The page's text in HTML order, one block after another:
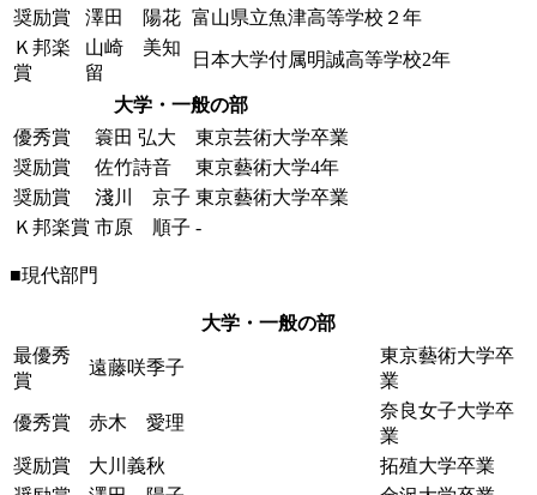
奨励賞
澤田 陽花 富山県立魚津高等学校２年
Ｋ邦楽
賞
山崎 美知
留
日本大学付属明誠高等学校2年
大学・一般の部
優秀賞
簑田 弘大
東京芸術大学卒業
奨励賞
佐竹詩音
東京藝術大学4年
奨励賞
淺川 京子 東京藝術大学卒業
Ｋ邦楽賞 市原 順子 -
■現代部門
大学・一般の部
最優秀
賞
遠藤咲季子
東京藝術大学卒
業
優秀賞 赤木 愛理
奈良女子大学卒
業
奨励賞
大川義秋
拓殖大学卒業